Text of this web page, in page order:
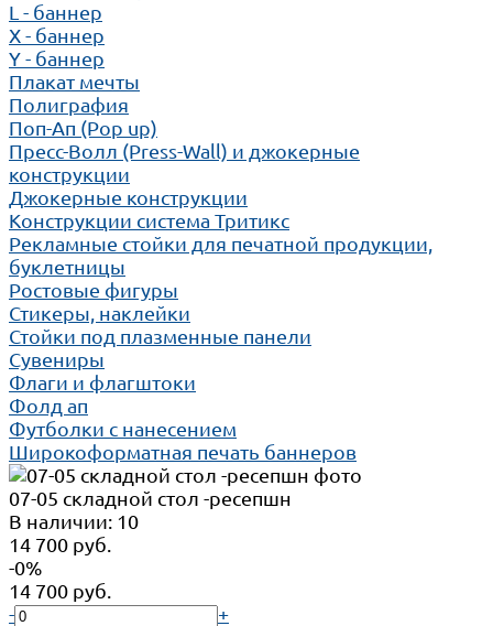
L - баннер
X - баннер
Y - баннер
Плакат мечты
Полиграфия
Поп-Ап (Pop up)
Пресс-Волл (Press-Wall) и джокерные
конструкции
Джокерные конструкции
Конструкции система Тритикс
Рекламные стойки для печатной продукции,
буклетницы
Ростовые фигуры
Стикеры, наклейки
Стойки под плазменные панели
Сувениры
Флаги и флагштоки
Фолд ап
Футболки с нанесением
Широкоформатная печать баннеров
07-05 cкладной стол -ресепшн
В наличии: 10
14 700 руб.
-0%
14 700 руб.
-
+